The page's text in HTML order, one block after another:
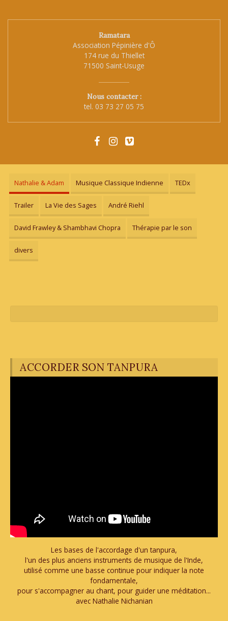
Ramatara
Association Pépinière d'Ô
174 rue du Thiellet
71500 Saint-Usuge
Nous contacter :
tel. 03 73 27 05 75
Nathalie & Adam Musique Classique Indienne TEDx
Trailer La Vie des Sages André Riehl
David Frawley & Shambhavi Chopra Thérapie par le son
divers
ACCORDER SON TANPURA
Les bases de l'accordage d'un tanpura,
l'un des plus anciens instruments de musique de l'Inde,
utilisé comme une basse continue pour indiquer la note
fondamentale,
pour s'accompagner au chant, pour guider une méditation...
avec Nathalie Nichanian